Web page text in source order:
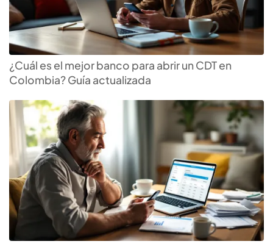
¿Cuál es el mejor banco para abrir un CDT en
Colombia? Guía actualizada